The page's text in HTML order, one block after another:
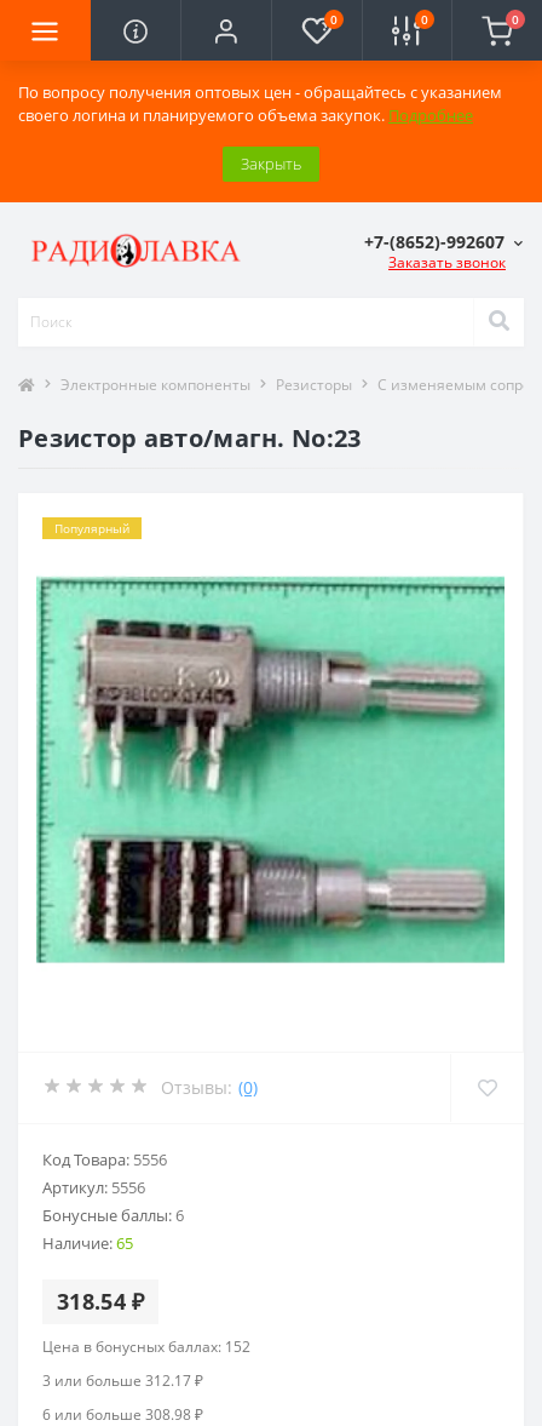
По вопросу получения оптовых цен - обращайтесь с указанием
своего логина и планируемого объема закупок. Подробнее
Закрыть
0 0 0
+7-(8652)-992607
Заказать звонок
Электронные компоненты Резисторы С изменяемым
Резистор авто/магн. No:23
Популярный
Отзывы: (0)
Код Товара: 5556
Артикул: 5556
Бонусные баллы:6
Наличие:65
318.54 ₽
Цена в бонусных баллах: 152
3 или больше 312.17 ₽
6 или больше 308.98 ₽